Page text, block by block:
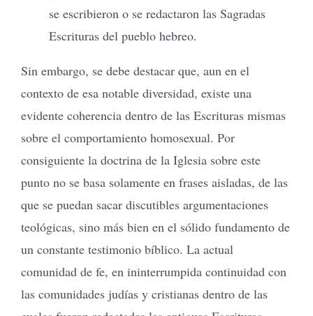
se escribieron o se redactaron las Sagradas
Escrituras del pueblo hebreo.
Sin embargo, se debe destacar que, aun en el
contexto de esa notable diversidad, existe una
evidente coherencia dentro de las Escrituras mismas
sobre el comportamiento homosexual. Por
consiguiente la doctrina de la Iglesia sobre este
punto no se basa solamente en frases aisladas, de las
que se puedan sacar discutibles argumentaciones
teológicas, sino más bien en el sólido fundamento de
un constante testimonio bíblico. La actual
comunidad de fe, en ininterrumpida continuidad con
las comunidades judías y cristianas dentro de las